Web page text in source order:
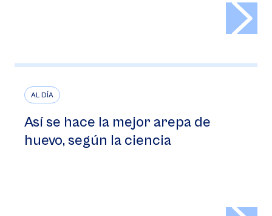
AL DÍA
Así se hace la mejor arepa de
huevo, según la ciencia